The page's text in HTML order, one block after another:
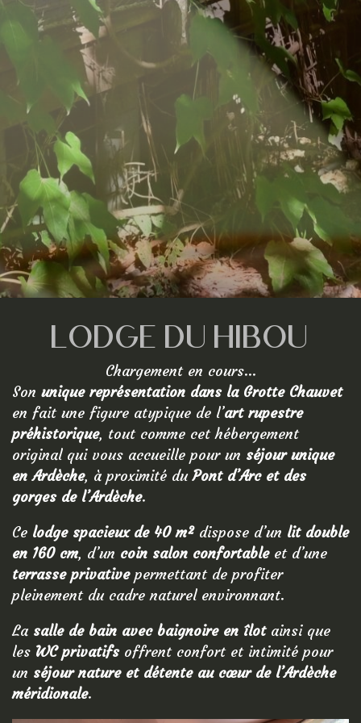
LODGE DU HIBOU
Chargement en cours...
Son unique représentation dans la Grotte Chauvet
en fait une figure atypique de l’art rupestre
préhistorique, tout comme cet hébergement
original qui vous accueille pour un séjour unique
en Ardèche, à proximité duPont d’Arc et des
gorges de l’Ardèche.
Ce lodge spacieux de 40 m²dispose d’un lit double
en 160 cm, d’un coin salon confortableet d’une
terrasse privativepermettant de profiter
pleinement du cadre naturel environnant.
La salle de bain avec baignoire en îlotainsi que
les WC privatifsoffrent confort et intimité pour
un séjour nature et détente au cœur de l’Ardèche
méridionale.